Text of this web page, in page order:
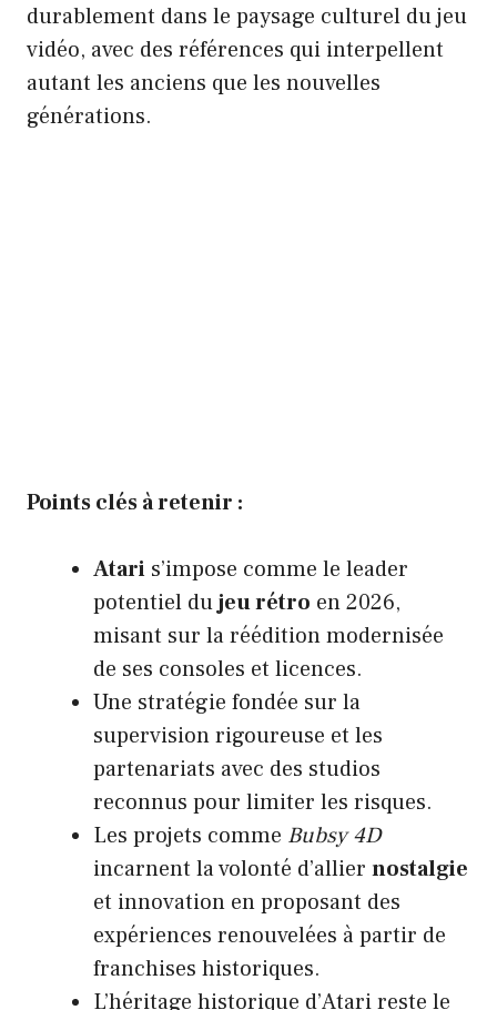
durablement dans le paysage culturel du jeu
vidéo, avec des références qui interpellent
autant les anciens que les nouvelles
générations.
Points clés à retenir :
Atari s’impose comme le leader
potentiel dujeu rétro en 2026,
misant sur la réédition modernisée
de ses consoles et licences.
Une stratégie fondée sur la
supervision rigoureuse et les
partenariats avec des studios
reconnus pour limiter les risques.
Les projets comme Bubsy 4D
incarnent la volonté d’allier nostalgie
et innovation en proposant des
expériences renouvelées à partir de
franchises historiques.
L’héritage historique d’Atari reste le